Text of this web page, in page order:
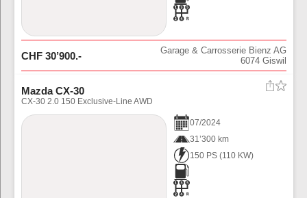
CHF 30’900.-
Garage & Carrosserie Bienz AG
6074 Giswil
Mazda CX-30
CX-30 2.0 150 Exclusive-Line AWD
07/2024
31’300 km
150 PS (110 KW)